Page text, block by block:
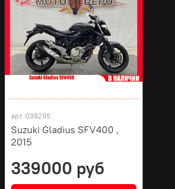
арт. 038295
Suzuki Gladius SFV400 ,
2015
339000 руб